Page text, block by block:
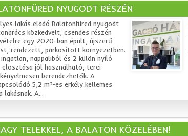
NYUGODT RÉSZÉN
lakás eladó Balatonfüred nyugodt
közkedvelt, csendes részén
egy 2020-ban épült, újszerű
rendezett, parkosított környezetben.
nappaliból és 2 külön nyíló
elosztása jól használható, terei
berendezhetők. A
5,2 m²-es erkély kellemes
lakásnak. A...
TELEKKEL, A BALATON KÖZELÉBEN!